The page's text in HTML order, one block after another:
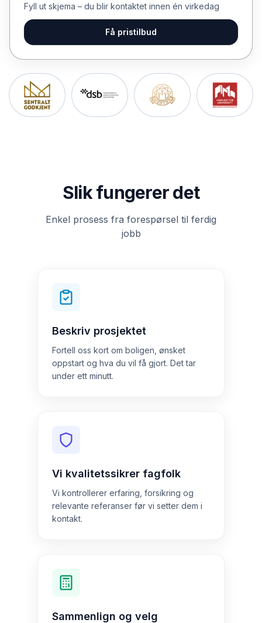
Fyll ut skjema – du blir kontaktet innen én virkedag
Få pristilbud
Slik fungerer det
Enkel prosess fra forespørsel til ferdig
jobb
Beskriv prosjektet
Fortell oss kort om boligen, ønsket
oppstart og hva du vil få gjort. Det tar
under ett minutt.
Vi kvalitetssikrer fagfolk
Vi kontrollerer erfaring, forsikring og
relevante referanser før vi setter dem i
kontakt.
Sammenlign og velg